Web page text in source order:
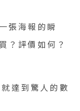
張海報的瞬
？評價如何？
達到驚人的數